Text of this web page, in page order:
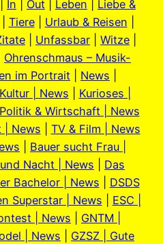
In Out Leben
Liebe &
Tiere| Urlaub & Reisen
Unfassbar Witze
Ohrenschmaus – Musik-
im Portrait
News
Kultur | News
Kurioses |
Politik & Wirtschaft | News
| News
TV & Film | News
Bauer sucht Frau |
Nacht | News
Das
Bachelor | News
DSDS
Superstar | News
ESC |
| News
GNTM |
| News
GZSZ | Gute